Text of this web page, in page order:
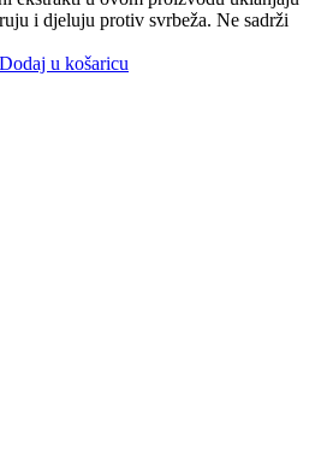
i djeluju protiv svrbeža. Ne sadrži
Dodaj u košaricu